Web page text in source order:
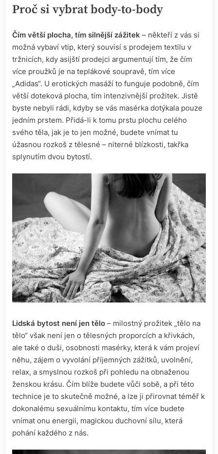
Proč si vybrat body-to-body
Čím větší plocha, tím silnější zážitek – někteří z vás si
možná vybaví vtip, který souvisí s prodejem textilu v
tržnicích, kdy asijští prodejci argumentují tím, že čím
více proužků je na teplákové soupravě, tím více
„Adidas“. U erotických masáží to funguje podobně, čím
větší doteková plocha, tím intenzivnější prožitek. Jistě
byste nebyli rádi, kdyby se vás masérka dotýkala pouze
jedním prstem. Přidá-li k tomu prstu plochu celého
svého těla, jak je to jen možné, budete vnímat tu
úžasnou rozkoš z tělesné – niterné blízkosti, takřka
splynutím dvou bytostí.
Lidská bytost není jen tělo – milostný prožitek „tělo na
tělo“ však není jen o tělesných proporcích a křivkách,
ale také o duši, osobnosti masérky, která k vám projeví
něhu, zájem o vyvolání příjemných zážitků, uvolnění,
relax, a smyslnou rozkoš při pohledu na obnaženou
ženskou krásu. Čím blíže budete vůči sobě, a při této
technice je to skutečně možné, a lze ji přirovnat téměř k
dokonalému sexuálnímu kontaktu, tím více budete
vnímat onu energii, magickou duchovní sílu, která
pohání každého z nás.